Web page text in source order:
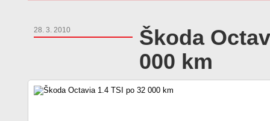
28. 3. 2010
Škoda
000 km